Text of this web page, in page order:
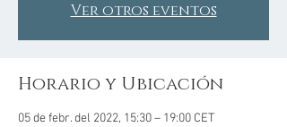
Ver otros eventos
Horario y Ubicación
05 de febr. del 2022, 15:30 – 19:00 CET